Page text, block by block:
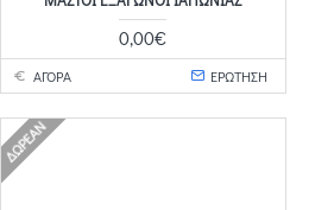
0,00€
ΑΓΟΡΑ ΕΡΩΤΗΣΗ
ΔΩΡΕΆΝ